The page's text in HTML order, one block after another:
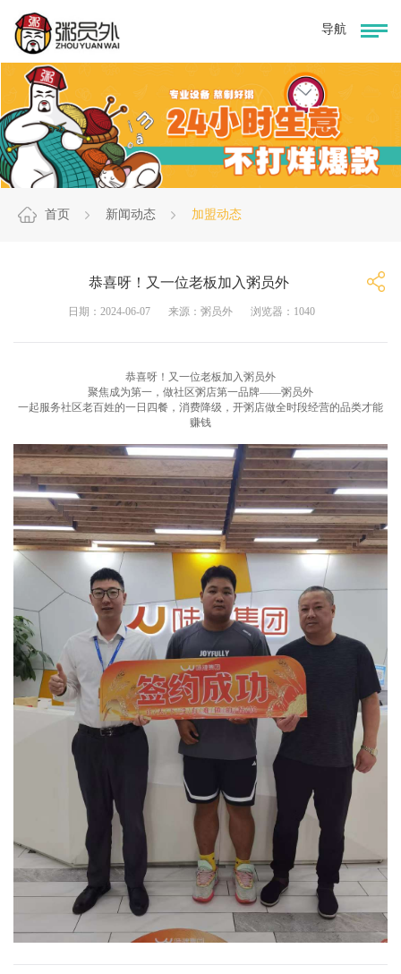
首页 新闻动态 加盟动态
恭喜呀！又一位老板加入粥员外
日期：2024-06-07 来源：粥员外 浏览器：1040
恭喜呀！又一位老板加入粥员外
聚焦成为第一，做社区粥店第一品牌——粥员外
一起服务社区老百姓的一日四餐，消费降级，开粥店做全时段经营的品类才能
赚钱